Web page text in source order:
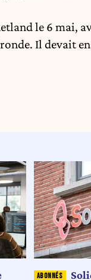
le 6 mai,
Il devait